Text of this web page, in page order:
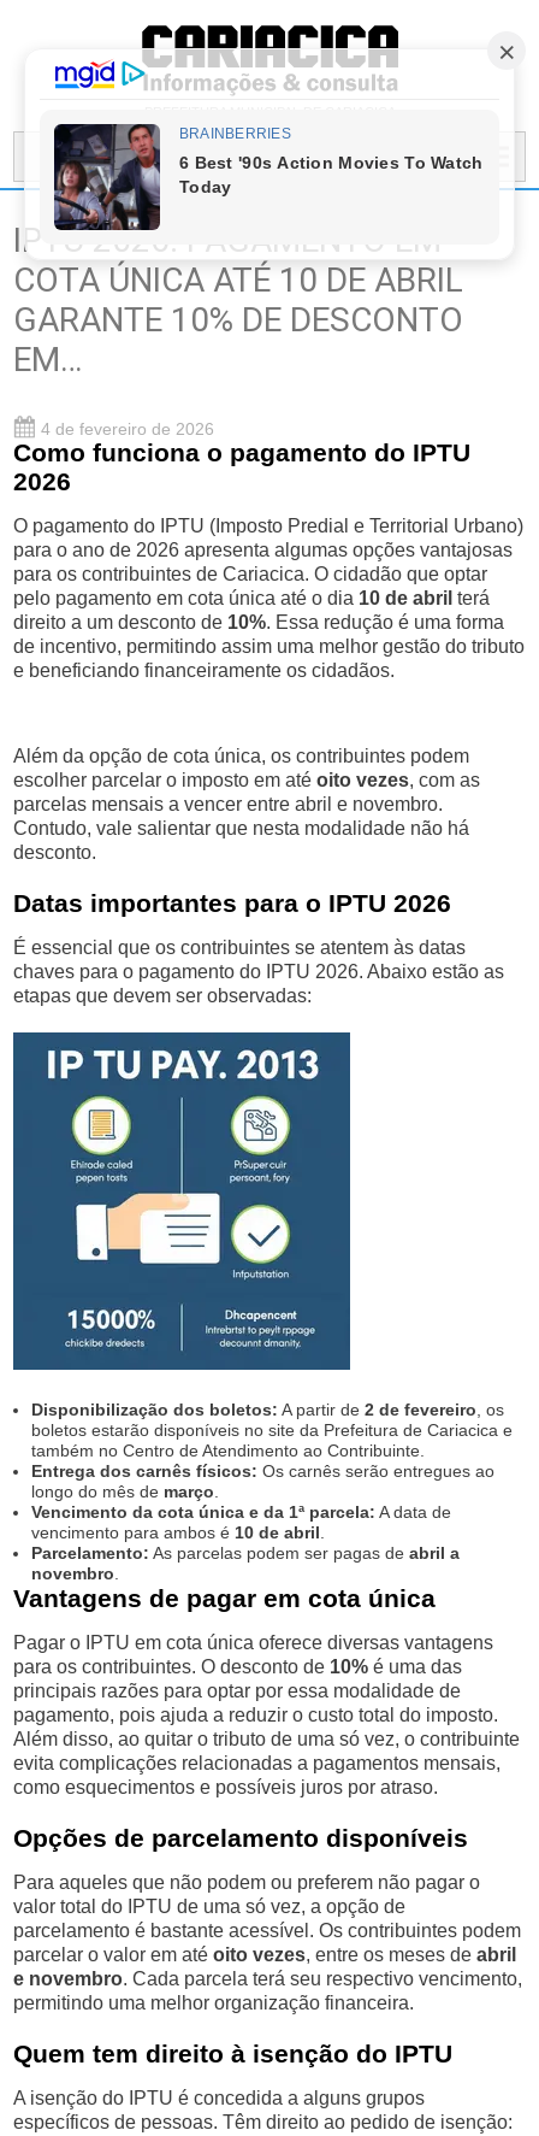
MENU...
IPTU 2026: PAGAMENTO EM
COTA ÚNICA ATÉ 10 DE ABRIL
GARANTE 10% DE DESCONTO
EM…
4 de fevereiro de 2026
Como funciona o pagamento do IPTU
2026
O pagamento do IPTU (Imposto Predial e Territorial Urbano)
para o ano de 2026 apresenta algumas opções vantajosas
para os contribuintes de Cariacica. O cidadão que optar
pelo pagamento em cota única até o dia 10 de abril terá
direito a um desconto de 10%. Essa redução é uma forma
de incentivo, permitindo assim uma melhor gestão do tributo
e beneficiando financeiramente os cidadãos.
Além da opção de cota única, os contribuintes podem
escolher parcelar o imposto em atéoito vezes, com as
parcelas mensais a vencer entre abril e novembro.
Contudo, vale salientar que nesta modalidade não há
desconto.
Datas importantes para o IPTU 2026
É essencial que os contribuintes se atentem às datas
chaves para o pagamento do IPTU 2026. Abaixo estão as
etapas que devem ser observadas:
Disponibilização dos boletos: A partir de2 de fevereiro , os
boletos estarão disponíveis no site da Prefeitura de Cariacica e
também no Centro de Atendimento ao Contribuinte.
Entrega dos carnês físicos: Os carnês serão entregues ao
longo do mês de março
Vencimento da cota única e da 1ª parcela: A data de
vencimento para ambos é 10 de abril
Parcelamento: As parcelas podem ser pagas deabril a
novembro
Vantagens de pagar em cota única
Pagar o IPTU em cota única oferece diversas vantagens
para os contribuintes. O desconto de 10% é uma das
principais razões para optar por essa modalidade de
pagamento, pois ajuda a reduzir o custo total do imposto.
Além disso, ao quitar o tributo de uma só vez, o contribuinte
evita complicações relacionadas a pagamentos mensais,
como esquecimentos e possíveis juros por atraso.
Opções de parcelamento disponíveis
Para aqueles que não podem ou preferem não pagar o
valor total do IPTU de uma só vez, a opção de
parcelamento é bastante acessível. Os contribuintes podem
parcelar o valor em atéoito vezes, entre os meses deabril
e novembro. Cada parcela terá seu respectivo vencimento,
permitindo uma melhor organização financeira.
Quem tem direito à isenção do IPTU
A isenção do IPTU é concedida a alguns grupos
específicos de pessoas. Têm direito ao pedido de isenção: